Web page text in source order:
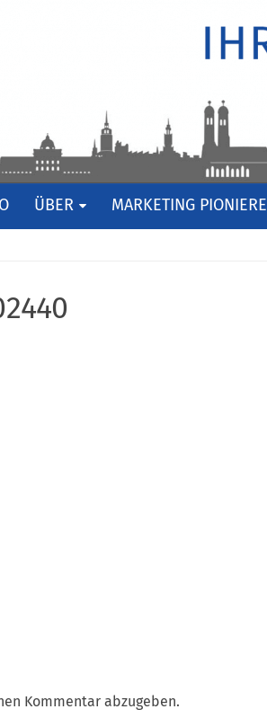
ÜBER MARKETING PIONIERE
Kommentar abzugeben.